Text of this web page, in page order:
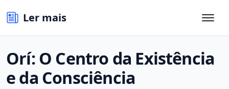
Ler mais
Orí: O Centro da Existência
e da Consciência